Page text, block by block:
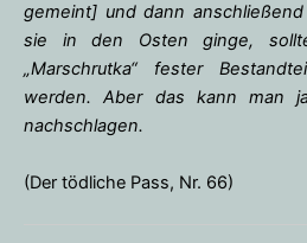
gemeint] und dann
sie in den Osten ginge,
„Marschrutka“ fester
werden. Aber das kann man
nachschlagen.
(Der tödliche Pass, Nr. 66)